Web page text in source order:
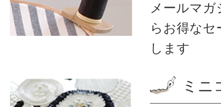
メールマ
ら お得なセ
します
ミニ